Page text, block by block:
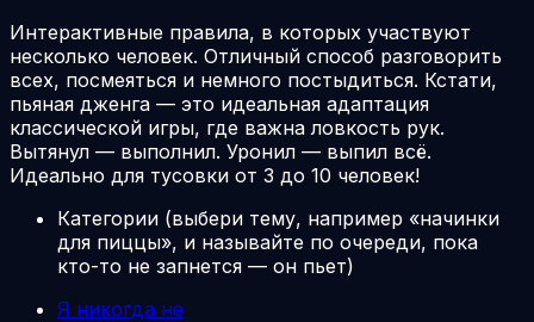
Интерактивные правила, в которых участвуют
несколько человек. Отличный способ разговорить
всех, посмеяться и немного постыдиться. Кстати,
пьяная дженга — это идеальная адаптация
классической игры, где важна ловкость рук.
Вытянул — выполнил. Уронил — выпил всё.
Идеально для тусовки от 3 до 10 человек!
Категории (выбери тему, например «начинки
для пиццы», и называйте по очереди, пока
кто-то не запнется — он пьет)
Я никогда не